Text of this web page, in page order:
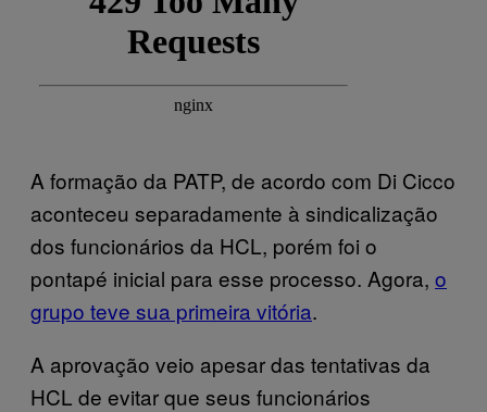
A formação da PATP, de acordo com Di Cicco
aconteceu separadamente à sindicalização
dos funcionários da HCL, porém foi o
pontapé inicial para esse processo. Agora, o
grupo teve sua primeira vitória.
A aprovação veio apesar das tentativas da
HCL de evitar que seus funcionários